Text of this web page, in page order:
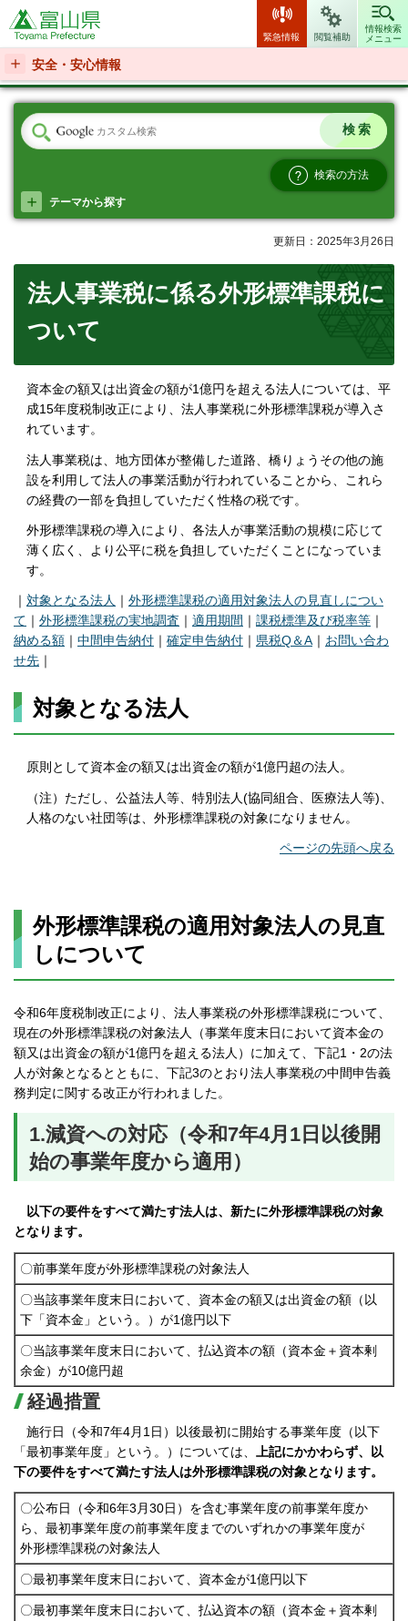
富山県
緊急情報 閲覧補助
情報検索
メニュー
安全・安心情報
検索の方法
テーマから探す
更新日：2025年3月26日
法人事業税に係る外形標準課税に
ついて
資本金の額又は出資金の額が1億円を超える法人については、平
成15年度税制改正により、法人事業税に外形標準課税が導入さ
れています。
法人事業税は、地方団体が整備した道路、橋りょうその他の施
設を利用して法人の事業活動が行われていることから、これら
の経費の一部を負担していただく性格の税です。
外形標準課税の導入により、各法人が事業活動の規模に応じて
薄く広く、より公平に税を負担していただくことになっていま
す。
｜ 対象となる法人 ｜ 外形標準課税の適用対象法人の見直しについ
て ｜ 外形標準課税の実地調査 ｜ 適用期間 ｜ 課税標準及び税率等 ｜
納める額 ｜ 中間申告納付 ｜ 確定申告納付 ｜ 県税Q＆A ｜ お問い合わ
せ先 ｜
対象となる法人
原則として資本金の額又は出資金の額が1億円超の法人。
（注）ただし、公益法人等、特別法人(協同組合、医療法人等)、
人格のない社団等は、外形標準課税の対象になりません。
ページの先頭へ戻る
外形標準課税の適用対象法人の見直
しについて
令和6年度税制改正により、法人事業税の外形標準課税について、
現在の外形標準課税の対象法人（事業年度末日において資本金の
額又は出資金の額が1億円を超える法人）に加えて、下記1・2の法
人が対象となるとともに、下記3のとおり法人事業税の中間申告義
務判定に関する改正が行われました。
1.減資への対応（令和7年4月1日以後開
始の事業年度から適用）
以下の要件をすべて満たす法人は、新たに外形標準課税の対象
となります。
〇前事業年度が外形標準課税の対象法人
〇当該事業年度末日において、資本金の額又は出資金の額（以
下「資本金」という。）が1億円以下
〇当該事業年度末日において、払込資本の額（資本金＋資本剰
余金）が10億円超
経過措置
施行日（令和7年4月1日）以後最初に開始する事業年度（以下
「最初事業年度」という。）については、
上記にかかわらず、以
下の要件をすべて満たす法人は外形標準課税の対象となります。
〇公布日（令和6年3月30日）を含む事業年度の前事業年度か
ら、最初事業年度の前事業年度までのいずれかの事業年度が
外形標準課税の対象法人
〇最初事業年度末日において、資本金が1億円以下
〇最初事業年度末日において、払込資本の額（資本金＋資本剰